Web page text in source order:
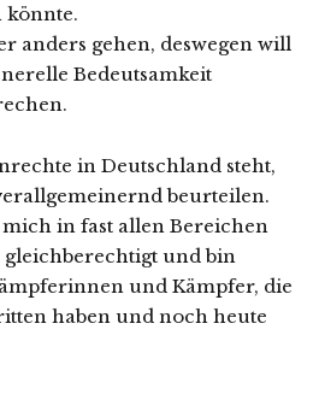
anders gehen, deswegen will
Bedeutsamkeit
in Deutschland steht,
beurteilen.
in fast allen Bereichen
gleichberechtigt und bin
und Kämpfer, die
haben und noch heute